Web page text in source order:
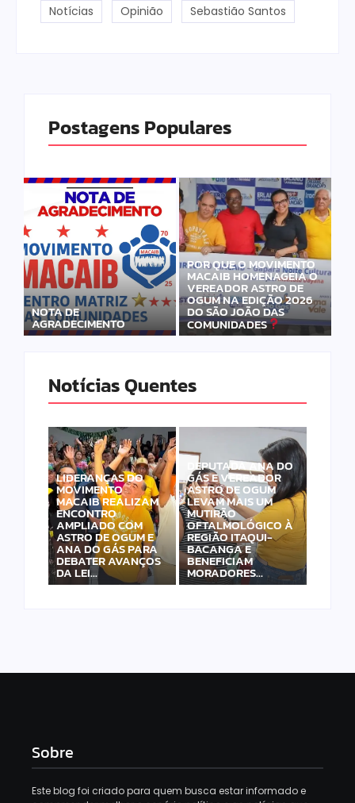
Notícias
Opinião Sebastião Santos
Postagens Populares
NOTA DE
AGRADECIMENTO
POR QUE O MOVIMENTO
MACAIB HOMENAGEIA O
VEREADOR ASTRO DE
OGUM NA EDIÇÃO 2026
DO SÃO JOÃO DAS
COMUNIDADES
Notícias Quentes
LIDERANÇAS DO
MOVIMENTO
MACAIB REALIZAM
ENCONTRO
AMPLIADO COM
ASTRO DE OGUM E
ANA DO GÁS PARA
DEBATER AVANÇOS
DA LEI…
DEPUTADA ANA DO
GÁS E VEREADOR
ASTRO DE OGUM
LEVAM MAIS UM
MUTIRÃO
OFTALMOLÓGICO À
REGIÃO ITAQUI-
BACANGA E
BENEFICIAM
MORADORES…
Sobre
Este blog foi criado para quem busca estar informado e